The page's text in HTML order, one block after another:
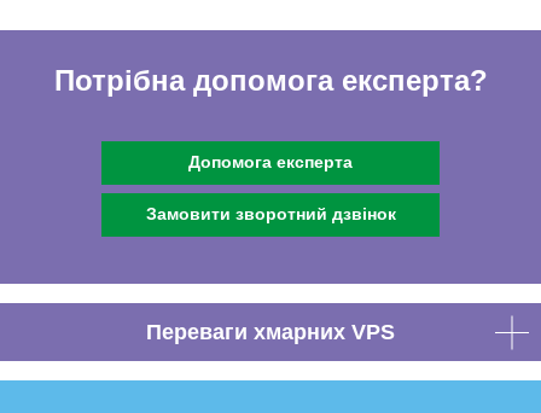
Потрібна допомога експерта?
Допомога експерта
Замовити зворотний дзвінок
Переваги хмарних VPS